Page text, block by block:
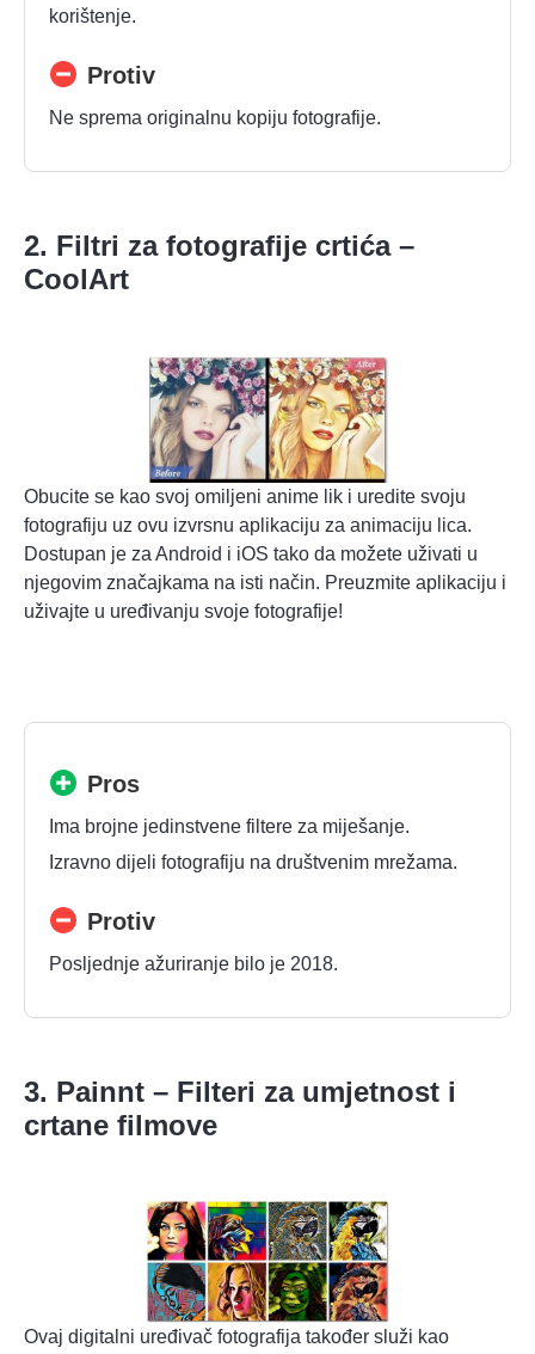
korištenje.
Protiv
Ne sprema originalnu kopiju fotografije.
2. Filtri za fotografije crtića –
CoolArt
Obucite se kao svoj omiljeni anime lik i uredite svoju
fotografiju uz ovu izvrsnu aplikaciju za animaciju lica.
Dostupan je za Android i iOS tako da možete uživati u
njegovim značajkama na isti način. Preuzmite aplikaciju i
uživajte u uređivanju svoje fotografije!
Pros
Ima brojne jedinstvene filtere za miješanje.
Izravno dijeli fotografiju na društvenim mrežama.
Protiv
Posljednje ažuriranje bilo je 2018.
3. Painnt – Filteri za umjetnost i
crtane filmove
Ovaj digitalni uređivač fotografija također služi kao